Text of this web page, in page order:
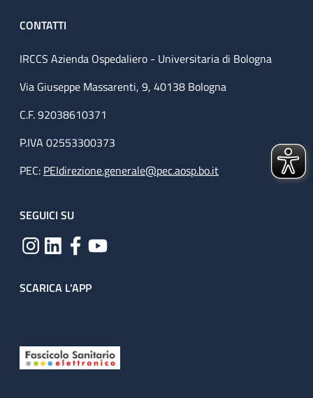
CONTATTI
IRCCS Azienda Ospedaliero - Universitaria di Bologna
Via Giuseppe Massarenti, 9, 40138 Bologna
C.F. 92038610371
P.IVA 02553300373
PEC: PEIdirezione.generale@pec.aosp.bo.it
SEGUICI SU
SCARICA L'APP